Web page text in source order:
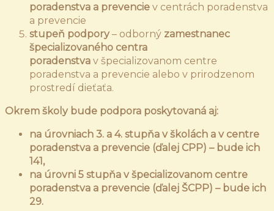
poradenstva a prevencie v centrách poradenstva
a prevencie
stupeň podpory– odborný zamestnanec
špecializovaného centra
poradenstva v špecializovanom centre
poradenstva a prevencie alebo v prirodzenom
prostredí dieťaťa.
Okrem školy bude podpora poskytovaná aj:
na úrovniach 3. a 4. stupňa v školách a v centre
poradenstva a prevencie (ďalej CPP) – bude ich
141,
na úrovni 5 stupňa v špecializovanom centre
poradenstva a prevencie (ďalej ŠCPP) – bude ich
29.